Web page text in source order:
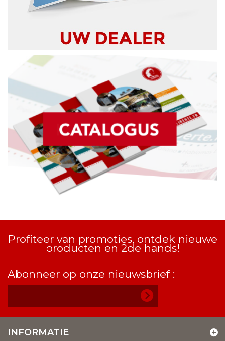
Profiteer van promoties, ontdek nieuwe
producten en 2de hands!
Abonneer op onze nieuwsbrief :
INFORMATIE